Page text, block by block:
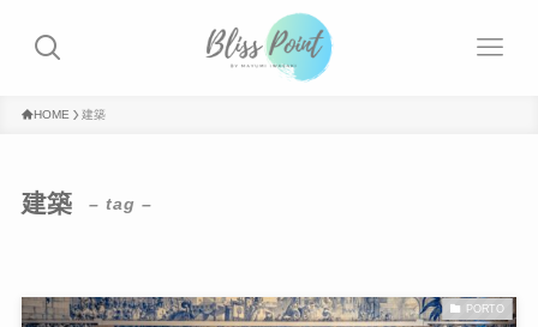
HOME 建築
建築 – tag –
PORTO